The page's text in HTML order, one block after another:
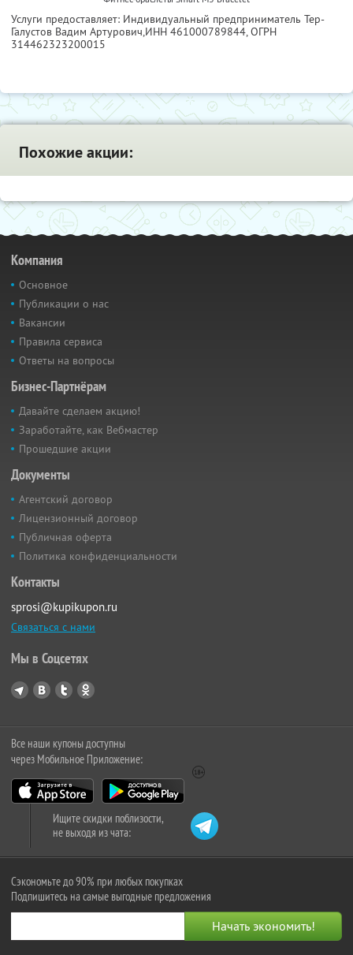
Услуги предоставляет: Индивидуальный предприниматель Тер-
Галустов Вадим Артурович,ИНН 461000789844, ОГРН
314462323200015
Похожие акции:
Компания
Основное
Публикации о нас
Вакансии
Правила сервиса
Ответы на вопросы
Бизнес-Партнёрам
Давайте сделаем акцию!
Заработайте, как Вебмастер
Прошедшие акции
Документы
Агентский договор
Лицензионный договор
Публичная оферта
Политика конфиденциальности
Контакты
sprosi@kupikupon.ru
Связаться с нами
Мы в Соцсетях
Все наши купоны доступны
через Мобильное Приложение:
Ищите скидки поблизости,
не выходя из чата:
Сэкономьте до 90% при любых покупках
Подпишитесь на самые выгодные предложения